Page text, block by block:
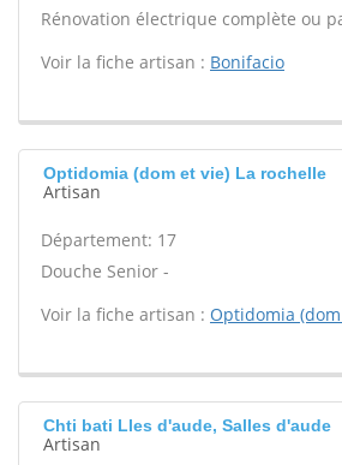
Rénovation électrique complète ou
Voir la fiche artisan : Bonifacio
Optidomia (dom et vie) La rochelle
Artisan
Département: 17
Douche Senior -
Voir la fiche artisan : Optidomia
Chti bati Lles d'aude, Salles d'aude
Artisan